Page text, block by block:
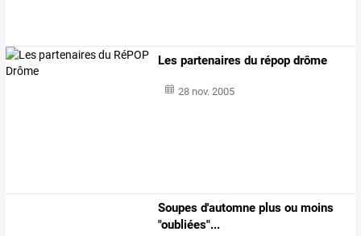
Les partenaires du répop drôme
28 nov. 2005
Soupes d'automne plus ou moins
"oubliées"...